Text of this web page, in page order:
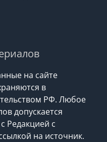
на сайте
в
РФ. Любое
допускается
Редакцией с
на источник.